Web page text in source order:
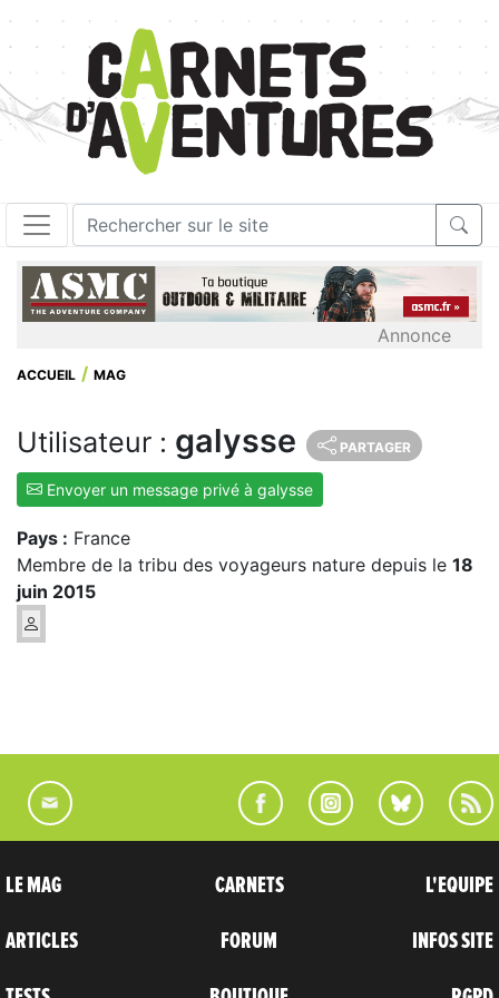
Annonce
ACCUEIL MAG
Utilisateur : galysse PARTAGER
Envoyer un message privé à galysse
Pays : France
Membre de la tribu des voyageurs nature depuis le 18
juin 2015
LE MAG
ARTICLES
CARNETS
FORUM
L'EQUIPE
INFOS SITE